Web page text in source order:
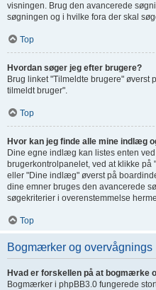
visningen. Brug den avancerede
søgningen og i hvilke fora der skal
Top
Hvordan søger jeg efter brugere?
Brug linket "Tilmeldte brugere" øverst
tilmeldt bruger".
Top
Hvor kan jeg finde alle mine indlæg
Dine egne indlæg kan listes enten
brugerkontrolpanelet, ved at klikke
eller "Dine indlæg" øverst på
dine emner bruges den avancerede
søgekriterier i overenstemmelse
Top
Bogmærker og overvågnings
Hvad er forskellen på at bogmærke
Bogmærker i phpBB3.0 fungerede